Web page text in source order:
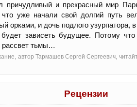
причудливый и прекрасный мир
уже начали свой долгий путь
орками, и дочь подлого
зависеть будущее. Потому
рассвет тьмы…
автор Тармашев Сергей Сергеевич,
Рецензии